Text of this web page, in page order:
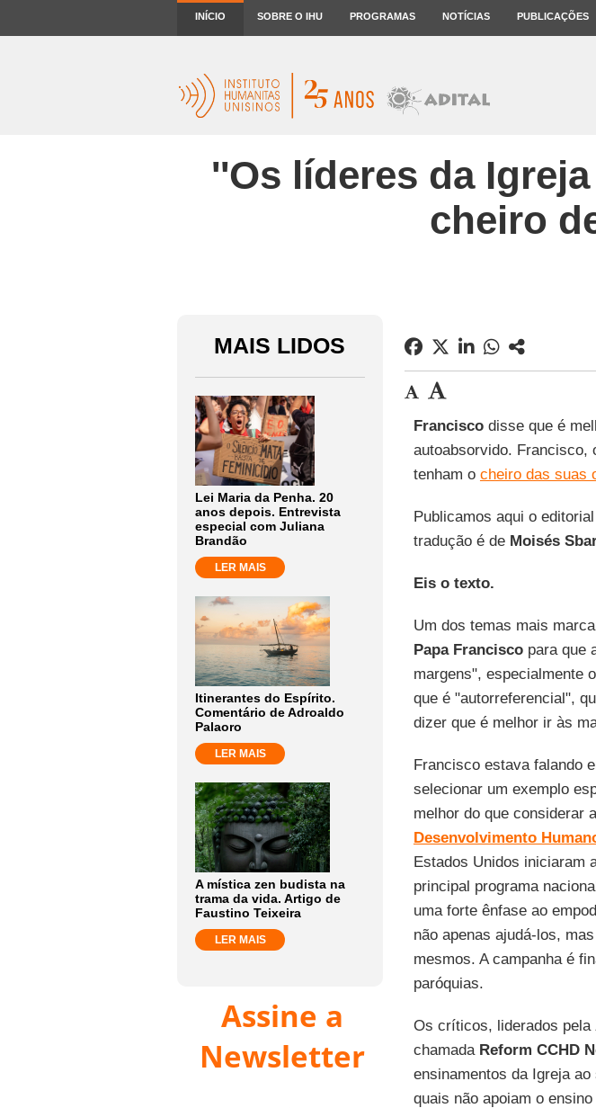
INÍCIO SOBRE O IHU PROGRAMAS NOTÍCIAS PUBLICAÇÕES
''Os líderes da
cheiro
MAIS LIDOS
Lei Maria da Penha. 20
anos depois. Entrevista
especial com Juliana
Brandão
LER MAIS
Itinerantes do Espírito.
Comentário de Adroaldo
Palaoro
LER MAIS
A mística zen budista na
trama da vida. Artigo de
Faustino Teixeira
LER MAIS
Assine a
Newsletter
Franciscodisse que é
autoabsorvido. Francisco,
tenham o cheiro das suas
Publicamos aqui o
tradução é de Moisés
Eis o texto.
Um dos temas mais
Papa Franciscopara que
margens", especialmente
que é "autorreferencial",
dizer que é melhor ir às
Francisco estava falando
selecionar um exemplo
melhor do que considerar
Desenvolvimento
Estados Unidos iniciaram
principal programa
uma forte ênfase ao
não apenas ajudá-los,
mesmos. A campanha é
paróquias.
Os críticos, liderados pela
chamada Reform CCHD
ensinamentos da Igreja
quais não apoiam o